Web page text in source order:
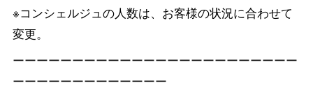
※コンシェルジュの人数は、お客様の状況に合わせて
変更。
ーーーーーーーーーーーーーーーーーーーーーーーー
ーーーーーーーーーーーーー